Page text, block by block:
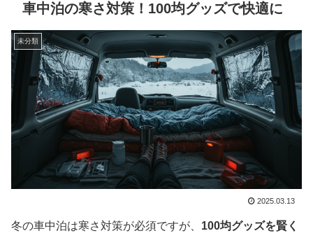
車中泊の寒さ対策！100均グッズで快適に
未分類
2025.03.13
冬の車中泊は寒さ対策が必須ですが、 100均グッズを賢く